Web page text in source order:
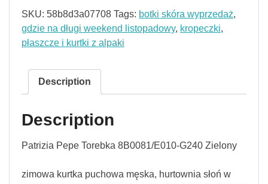
SKU: 58b8d3a07708 Tags: botki skóra wyprzedaż,
gdzie na długi weekend listopadowy, kropeczki,
płaszcze i kurtki z alpaki
Description
Description
Patrizia Pepe Torebka 8B0081/E010-G240 Zielony
zimowa kurtka puchowa męska, hurtownia słoń w